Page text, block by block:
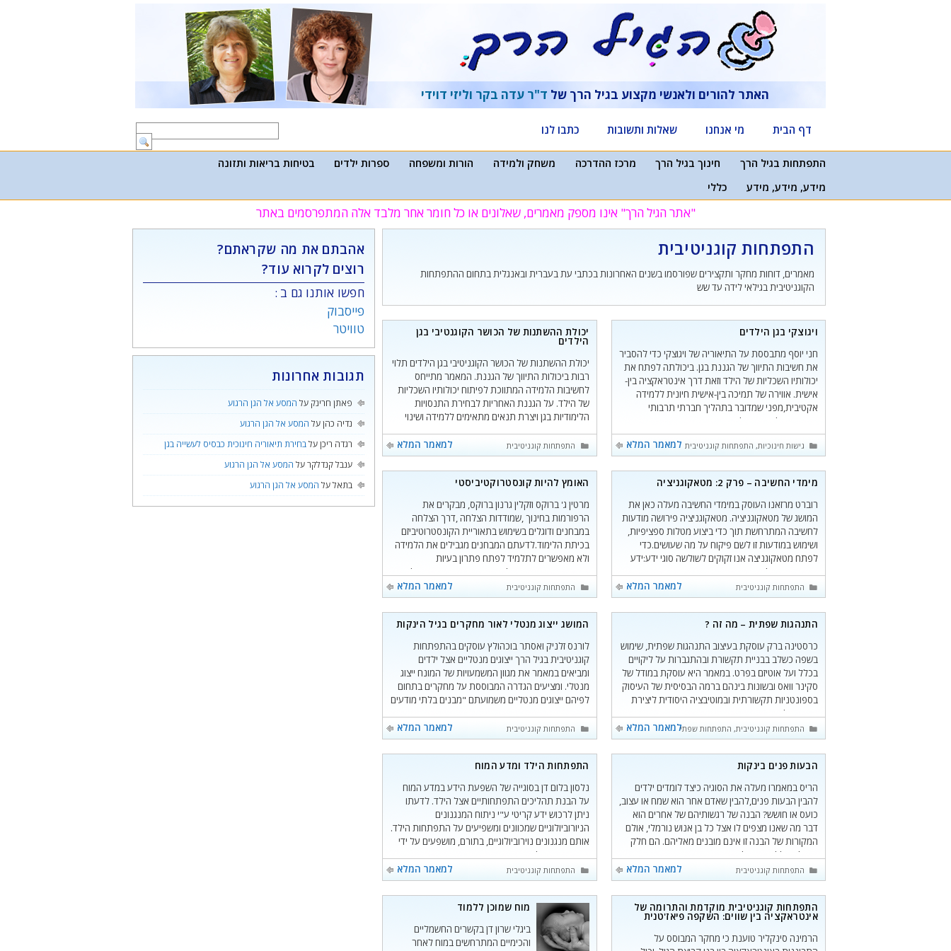
האתר להורים ולאנשי מקצוע בגיל הרך של ד"ר עדה בקר וליזי דוידי
דף הבית מי אנחנו שאלות ותשובות כתבו לנו
התפתחות בגיל הרך חינוך בגיל הרך מרכז ההדרכה משחק ולמידה הורות ומשפחה ספרות ילדים
בטיחות בריאות ותזונה
מידע, מידע, מידע
כללי
"אתר הגיל הרך" אינו מספק מאמרים, שאלונים או כל חומר אחר מלבד אלה המתפרסמים באתר
התפתחות קוגניטיבית
מאמרים, דוחות מחקר ותקצירים שפורסמו בשנים האחרונות בכתבי עת בעברית ובאנגלית בתחום ההתפתחות
הקוגניטיבית בגילאי לידה עד שש
ויגוצקי בגן הילדים
חני יוסף מתבססת על התיאוריה של ויגוצקי כדי להסביר
את חשיבות התיווך של הגננת בגן. ביכולתה לפתח את
יכולותיו השכליות של הילד וזאת דרך אינטראקציה בין-
אישית. אווירה של תמיכה בין-אישית חיונית ללמידה
אקטיבית,מפני שמדובר בתהליך חברתי תרבותי
המבוסס על יחסי גומלין.
למאמר המלא
קטגוריות
גישות חינוכיות, התפתחות קוגניטיבית
יכולת ההשתנות של הכושר הקוגנטיבי בגן
הילדים
יכולת ההשתנות של הכושר הקוגניטיבי בגן הילדים תלוי
רבות ביכולות התיווך של הגננת. המאמר מתייחס
לחשיבות הלמידה המתווכת לפיתוח יכולותיו השכליות
של הילד. על הגננת האחריות לבחירת התנסויות
הלימודיות בגן ויצרת תנאים מתאימים ללמידה ושינוי
למאמר המלא
קטגוריות
התפתחות קוגניטיבית
מימדי החשיבה – פרק 2: מטאקוגניציה
רוברט מרזאנו העוסק במימדי החשיבה מעלה כאן את
המושג של מטאקוגניציה. מטאקוגניציה פירושה מודעות
לחשיבה המתרחשת תוך כדי ביצוע מטלות ספציפיות,
ושימוש במודעות זו לשם פיקוח על מה שעושים.כדי
לפתח מטאקוגניצה אנו זקוקים לשולשה סוגי ידע:ידע
חיווּיי, ידע תהליכי וידע מותנה.
למאמר המלא
קטגוריות
התפתחות קוגניטיבית
האומץ להיות קונסטרוקטיביסטי
מרטין ג' ברוקס וזקלין גרנון ברוקס, מבקרים את
הרפורמות בחינוך ,שמודדות הצלחה ,דרך הצלחה
במבחנים ודוגלים בשימוש בתאוריית הקונסטרוטיביזם
בכיתת הלימוד.לדעתם המבחנים מגבילים את הלמידה
ולא מאפשרים לתלמיד לפתח פתרון בעיות
יצירתי,ואינה מפתחת למידה מעמיקה שאותה יוכלו
הילדים ליישם במצבים חדשים.
למאמר המלא קטגוריות
התפתחות קוגניטיבית
התנהגות שפתית – מה זה ?
כרסטינה ברק עוסקת בעיצוב התנהגות שפתית, שימוש
בשפה כשלב בבניית תקשורת ובהתגברות על ליקויים
בכלל ועל אוטיזם בפרט. במאמר היא עוסקת במודל של
סקינר וואס ובשונות בינהם ברמה הבסיסית של העיסוק
בספונטניות תקשורתית ובמוטיבציה היסודית ליצירת
קשר אצל האוטיסטים.
למאמר המלא
קטגוריות
התפתחות קוגניטיבית, התפתחות שפתית ואוריינות
המושג ייצוג מנטלי לאור מחקרים בגיל הינקות
לורנס זלניק ואסתר בוכהולץ עוסקים בהתפתחות
קוגניטיבית בגיל הרך ייצוגים מנטליים אצל ילדים
ומביאים במאמר את מגוון המשמעויות של המונח ייצוג
מנטלי. ומציעים הגדרה המבוססת על מחקרים בתחום
לפיהם ייצוגים מנטליים משמועתם "מבנים בלתי מודעים
בהסתמך על תאוריות פסיכואנלטיות שונות.למאמר המלא קטגוריות
התפתחות קוגניטיבית
הבעות פנים בינקות
הריס במאמרו מעלה את הסוגיה כיצד לומדים ילדים
להבין הבעות פנים,להבין שאדם אחר הוא שמח או עצוב,
כועס או חושש? הבנה של רגשותיהם של אחרים הוא
דבר מה שאנו מצפים לו אצל כל בן אנוש נורמלי, אולם
המקורות של הבנה זו אינם מובנים מאליהם. הם חלק
מיכולת כללית יותר להפיק משמעות מהמחשבות,
הרצונות והאמונות של אנשים אחרים.
למאמר המלא קטגוריות
התפתחות קוגניטיבית
התפתחות הילד ומדע המוח
נלסון בלום דן בסוגייה של השפעת הידע במדע המוח
על הבנת תהליכים התפתחותיים אצל הילד. לדעתו
ניתן לרכוש ידע קריטי ע"י ניתוח המנגנונים
הניורוביולוגיים שמכוונים ומשפיעים על התפתחות הילד.
אותם מנגנונים נוירוביולוגיים, בתורם, מושפעים על ידי
ההתנהגות. כלומר קיים היזון חוזר.
למאמר המלא
קטגוריות
התפתחות קוגניטיבית
התפתחות קוגניטיבית מוקדמת והתרומה של
אינטראקציה בין שווים: השקפה פיאז'טנית
הרמינה סינקליר טוענת כי מחקר המבוסס על
מוח שמוכן ללמוד
ביגלי שרון דן בקשרים החשמליים
והכימיים המתרחשים במוח לאחר
אהבתם את מה שקראתם?
רוצים לקרוא עוד?
חפשו אותנו גם ב :
פייסבוק
טוויטר
תגובות אחרונות
פאתן חרינק על המסע אל הגן הרגוע
נדיה כהןעל המסע אל הגן הרגוע
רגדה ריכןעלבחירת תיאוריה חינוכית כבסיס לעשייה בגן
ענבל קנדלקרעל המסע אל הגן הרגוע
בתאלעל המסע אל הגן הרגוע